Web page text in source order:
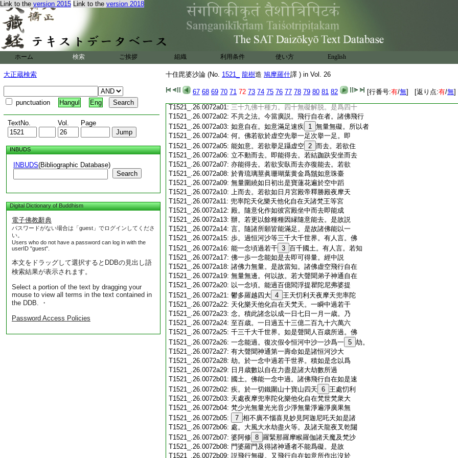
Link to the version 2015 Link to the version 2018
ホーム 検索 ご挨拶 組織 利用条件 使い方 English
大正蔵検索
punctuation Hangul Eng
TextNo. Vol. Page
INBUDS
INBUDS(Bibliographic Database)
Search
Digital Dictionary of Buddhism
電子佛教辭典
パスワードがない場合は「guest」でログインしてくださ
い。
Users who do not have a password can log in with the
userID "guest".
本文をドラッグして選択するとDDBの見出し語
検索結果が表示されます。
Select a portion of the text by dragging your
mouse to view all terms in the text contained in
the DDB. ・
Password Access Policies
十住毘婆沙論 (No. 1521_ 龍樹造 鳩摩羅什譯 ) in Vol. 26
67 68 69 70 71 72 73 74 75 76 77 78 79 80 81 82 [行番号:有/無] [返り点:有/無]
T1521_.26.0071c19:色身觀佛。當以法觀。四十不共法者一者
T1521_.26.0071c20:飛行自在。二者變化無量。三者聖如意無邊。
T1521_.26.0071c21:四 12
聞聲自在。五無量智力知他心。六心得
T1521_.26.0071c22:自在。七常在安慧處。八常不妄誤。九得金
剛三昧力。十善知不定事。十一善知無色定
事。十二具足通達諸永滅事。十三善知心不
T1521_.26.0071c25:相應無色法。十四大勢波羅蜜。十五無礙波
T1521_.26.0071c26:
羅蜜。十六一切問答及
T1521_.26.0071c27:十七具足三 14 轉説法。十八所説不空。十九
T1521_.26.0071c28:所説無謬失。二十無能害者。二十一諸賢聖
T1521_.26.0072a01: 三十九佛十種力。四十無礙解脱。是爲四十
T1521_.26.0072a02: 不共之法。今當廣説。飛行自在者。諸佛飛行
T1521_.26.0072a03: 如意自在。如意滿足速疾 1 無量無礙。所以者
T1521_.26.0072a04: 何。佛若欲於虚空先擧一足次擧一足。即
T1521_.26.0072a05: 能如意。若欲擧足躡虚空 2 而去。若欲住
T1521_.26.0072a06: 立不動而去。即能得去。若結跏趺安坐而去
T1521_.26.0072a07: 亦能得去。若欲安臥而去亦復能去。若欲
T1521_.26.0072a08: 於青琉璃莖眞珊瑚葉黄金爲鬚如意珠臺
T1521_.26.0072a09: 無量圍繞如日初出是寶蓮花遍於空中蹈
T1521_.26.0072a10: 上而去。若欲如日月宮殿帝釋勝殿夜摩天
T1521_.26.0072a11: 兜率陀天化樂天他化自在天諸梵王等宮
T1521_.26.0072a12: 殿。隨意化作如彼宮殿坐中而去即能成
T1521_.26.0072a13: 辦。若更以餘種種因縁隨意能去。是故説
T1521_.26.0072a14: 言。隨諸所願皆能滿足。是故諸佛能以一
T1521_.26.0072a15: 歩。過恒河沙等三千大千世界。有人言。佛
T1521_.26.0072a16: 能一念頃過若干 3 百千國土。有人言。若知
T1521_.26.0072a17: 佛一歩一念能如是去即可得量。經中説
T1521_.26.0072a18: 諸佛力無量。是故當知。諸佛虚空飛行自在
T1521_.26.0072a19: 無量無邊。何以故。若大聲聞弟子神通自在
T1521_.26.0072a20: 以一念頃。能過百億閻浮提瞿陀尼弗婆提
T1521_.26.0072a21: 鬱多羅越四大 4 王天忉利天夜摩天兜率陀
T1521_.26.0072a22: 天化樂天他化自在天梵天。一瞬中過若干
T1521_.26.0072a23: 念。積此諸念以成一日七日一月一歳。乃
T1521_.26.0072a24: 至百歳。一日過五十三億二百九十六萬六
T1521_.26.0072a25: 千三千大千世界。如是聲聞人百歳所過。佛
T1521_.26.0072a26: 一念能過。復次假令恒河中沙一沙爲一 5 劫。
T1521_.26.0072a27: 有大聲聞神通第一壽命如是諸恒河沙大
T1521_.26.0072a28: 劫。於一念中過若干世界。積如是念以爲
T1521_.26.0072a29: 日月歳數以自在力盡是諸大劫數所過
T1521_.26.0072b01: 國土。佛能一念中過。諸佛飛行自在如是速
T1521_.26.0072b02: 疾。於一切鐵圍山十寶山四天 6 王處忉利
T1521_.26.0072b03: 天處夜摩兜率陀化樂他化自在梵世梵衆大
T1521_.26.0072b04: 梵少光無量光光音少淨無量淨遍淨廣果無
T1521_.26.0072b05:
7 相不廣不惱喜見妙見阿迦尼吒天如是諸
T1521_.26.0072b06: 處。大風大水劫盡火等。及諸天龍夜叉乾闥
T1521_.26.0072b07: 婆阿修 8 羅緊那羅摩睺羅伽諸天魔及梵沙
T1521_.26.0072b08: 門婆羅門及得諸神通者不能爲礙。是故
T1521_.26.0072b09: 説飛行無礙。又飛行自在如意所作出沒於